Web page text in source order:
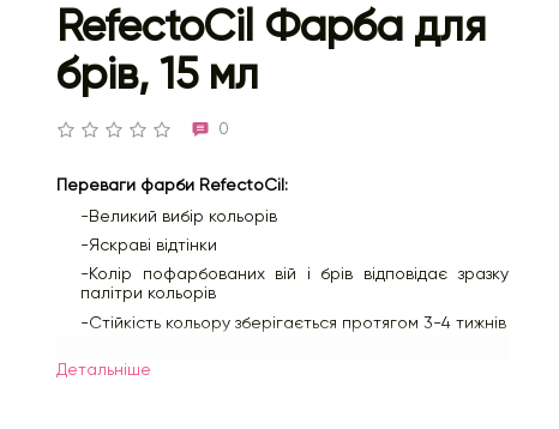
RefectoCil Фарба для
брів, 15 мл
0
Переваги фарби RefectoCil:
-Великий вибір кольорів
-Яскраві відтінки
-Колір пофарбованих вій і брів відповідає зразку
палітри кольорів
-Стійкість кольору зберігається протягом 3-4 тижнів
-Не завдає шкоди шкірі навколо очей
Детальнiше